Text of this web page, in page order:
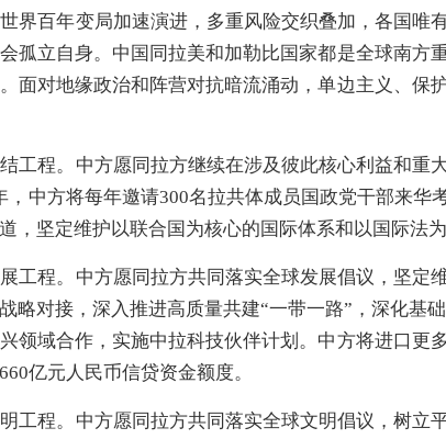
界百年变局加速演进，多重风险交织叠加，各国唯
孤立自身。中国同拉美和加勒比国家都是全球南
面对地缘政治和阵营对抗暗流涌动，单边主义、
工程。中方愿同拉方继续在涉及彼此核心利益和
，中方将每年邀请300名拉共体成员国政党干部来
，坚定维护以联合国为核心的国际体系和以国际法
工程。中方愿同拉方共同落实全球发展倡议，坚
略对接，深入推进高质量共建“一带一路”，深化基
领域合作，实施中拉科技伙伴计划。中方将进口
亿元人民币信贷资金额度。
工程。中方愿同拉方共同落实全球文明倡议，树立